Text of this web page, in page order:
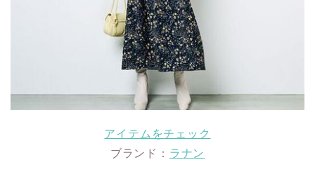
アイテムをチェック
ブランド： ラナン